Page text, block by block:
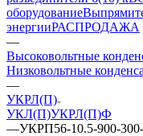
оборудование
энергииРАСПРОДАЖА
—
Высоковольтные
Низковольтные
—
УКРЛ(П)
УКЛ(П)УКРЛ(П)Ф
—УКРП56-10.5-900-